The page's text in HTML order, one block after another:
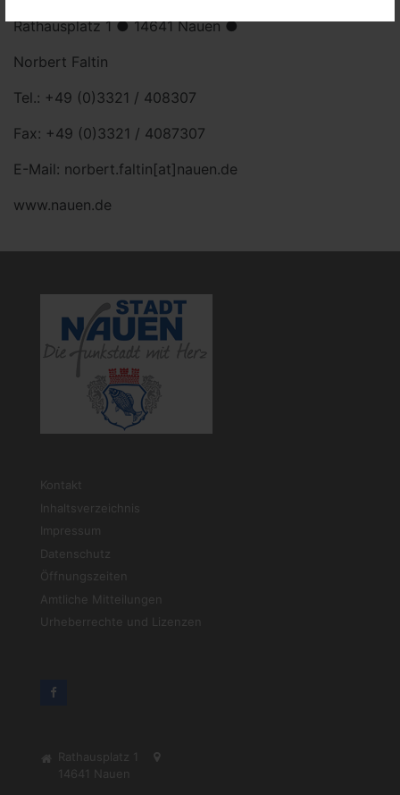
Rathausplatz 1 ● 14641 Nauen ●
Norbert Faltin
Tel.: +49 (0)3321 / 408307
Fax: +49 (0)3321 / 4087307
E-Mail: norbert.faltin[at]nauen.de
www.nauen.de
Kontakt
Inhaltsverzeichnis
Impressum
Datenschutz
Öffnungszeiten
Amtliche Mitteilungen
Urheberrechte und Lizenzen
Rathausplatz 1
14641
Nauen